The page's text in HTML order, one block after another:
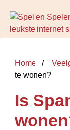
Home
te wonen?
Is